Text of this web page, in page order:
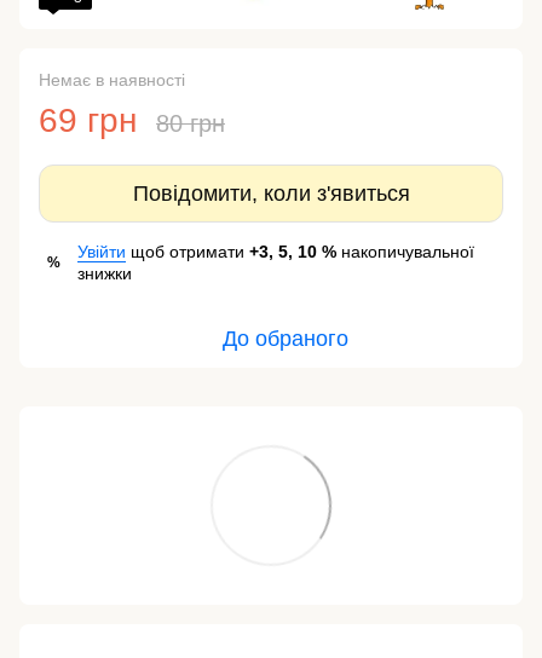
Немає в наявності
69 грн 80 грн
Повідомити, коли з'явиться
%
Увійти щоб отримати +3, 5, 10 % накопичувальної
знижки
До обраного